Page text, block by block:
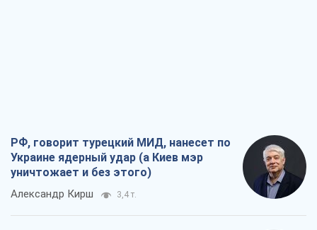
РФ, говорит турецкий МИД, нанесет по
Украине ядерный удар (а Киев мэр
уничтожает и без этого)
Александр Кирш 3,4 т.